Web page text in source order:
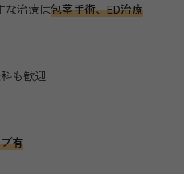
な治療は包茎手術、ED治療
も歓迎
有